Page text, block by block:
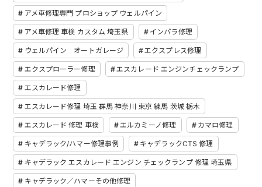
アメ車修理専門 プロショップ ウェルパイン
アメ車修理 車検 カスタム 埼玉県 インパラ修理
ウェルパイン オートガレージ エクスプレス修理
エクスプローラー修理 エスカレード エンジンチェックランプ
エスカレード修理
エスカレード修理 埼玉 群馬 神奈川 東京 練馬 茨城 栃木
エスカレード 修理 車検 エルカミーノ修理 カマロ修理
キャデラック/ハマー修理事例 キャデラックCTS 修理
キャデラック エスカレード エンジン チェックランプ 修理 埼玉県
キャデラック／ハマーその他修理